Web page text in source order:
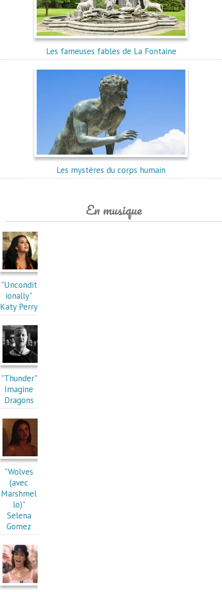
Les fameuses fables de La Fontaine
Les mystères du corps humain
En musique
"Uncondit
ionally"
Katy Perry
"Thunder"
Imagine
Dragons
"Wolves
(avec
Marshmel
lo)"
Selena
Gomez